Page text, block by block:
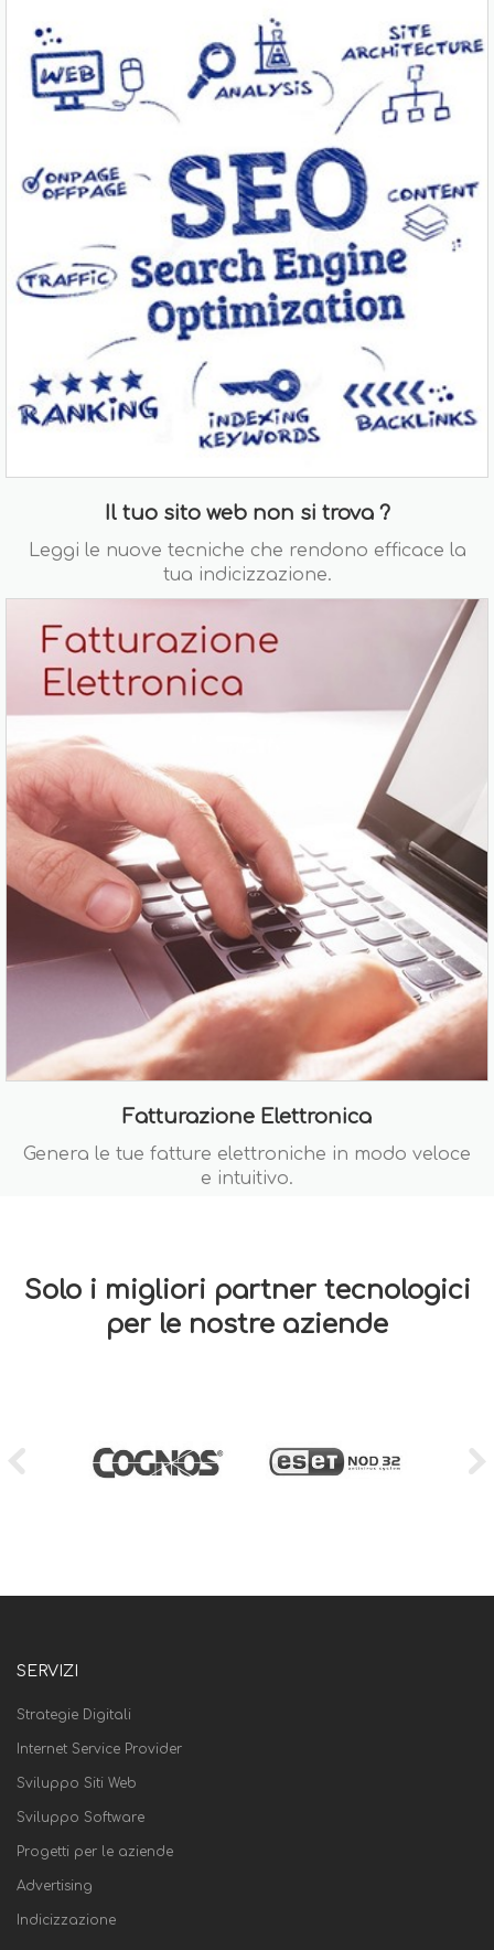
Il tuo sito web non si trova ?
Leggi le nuove tecniche che rendono efficace la
tua indicizzazione.
Fatturazione Elettronica
Genera le tue fatture elettroniche in modo veloce
e intuitivo.
Solo i migliori partner tecnologici
per le nostre aziende
SERVIZI
Strategie Digitali
Internet Service Provider
Sviluppo Siti Web
Sviluppo Software
Progetti per le aziende
Advertising
Indicizzazione